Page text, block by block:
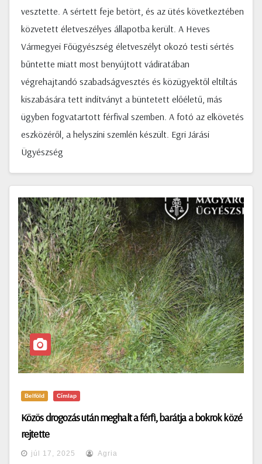
vesztette. A sértett feje betört, és az ütés következtében
közvetett életveszélyes állapotba került. A Heves
Vármegyei Főügyészség életveszélyt okozó testi sértés
bűntette miatt most benyújtott vádiratában
végrehajtandó szabadságvesztés és közügyektől eltiltás
kiszabására tett indítványt a büntetett előéletű, más
ügyben fogvatartott férfival szemben. A fotó az elkövetés
eszközéről, a helyszíni szemlén készült. Egri Járási
Ügyészség
Belföld Címlap
Közös drogozás után meghalt a férfi, barátja a bokrok közé
rejtette
júl 17, 2025 Agria